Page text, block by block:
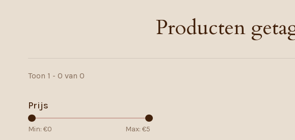
Producten
Toon 1 - 0 van 0
Prijs
Min: €0 Max: €5